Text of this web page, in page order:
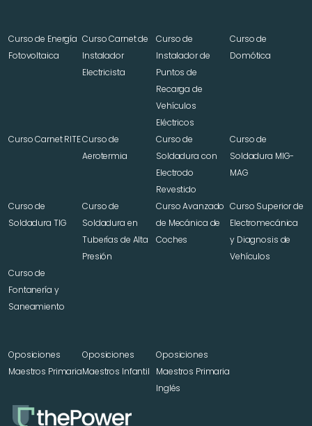
Curso de Energía
Fotovoltaica
Curso Carnet de
Instalador
Electricista
Curso de
Instalador de
Puntos de
Recarga de
Vehículos
Eléctricos
Curso de
Domótica
Curso Carnet RITECurso de
Aerotermia
Curso de
Soldadura con
Electrodo
Revestido
Curso de
Soldadura MIG-
MAG
Curso de
Soldadura TIG
Curso de
Soldadura en
Tuberías de Alta
Presión
Curso Avanzado
de Mecánica de
Coches
Curso Superior de
Electromecánica
y Diagnosis de
Vehículos
Curso de
Fontanería y
Saneamiento
Oposiciones
Maestros Primaria
Oposiciones
Maestros Infantil
Oposiciones
Maestros Primaria
Inglés